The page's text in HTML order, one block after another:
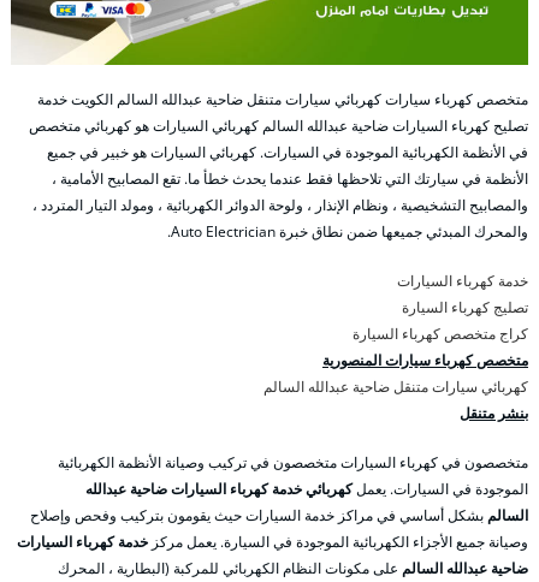
متخصص كهرباء سيارات كهربائي سيارات متنقل ضاحية عبدالله السالم الكويت خدمة
تصليح كهرباء السيارات ضاحية عبدالله السالم كهربائي السيارات هو كهربائي متخصص
في الأنظمة الكهربائية الموجودة في السيارات. كهربائي السيارات هو خبير في جميع
الأنظمة في سيارتك التي تلاحظها فقط عندما يحدث خطأ ما. تقع المصابيح الأمامية ،
والمصابيح التشخيصية ، ونظام الإنذار ، ولوحة الدوائر الكهربائية ، ومولد التيار المتردد ،
والمحرك المبدئي جميعها ضمن نطاق خبرة Auto Electrician.
خدمة كهرباء السيارات
تصليج كهرباء السيارة
كراج متخصص كهرباء السيارة
متخصص كهرباء سيارات المنصورية
كهربائي سيارات متنقل ضاحية عبدالله السالم
بنشر متنقل
متخصصون في كهرباء السيارات متخصصون في تركيب وصيانة الأنظمة الكهربائية
الموجودة في السيارات. يعملكهربائي خدمة كهرباء السيارات ضاحية عبدالله
السالم بشكل أساسي في مراكز خدمة السيارات حيث يقومون بتركيب وفحص وإصلاح
وصيانة جميع الأجزاء الكهربائية الموجودة في السيارة. يعمل مركز خدمة كهرباء السيارات
ضاحية عبدالله السالم على مكونات النظام الكهربائي للمركبة (البطارية ، المحرك